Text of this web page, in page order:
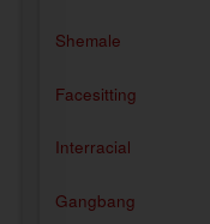
Shemale
Facesitting
Interracial
Gangbang